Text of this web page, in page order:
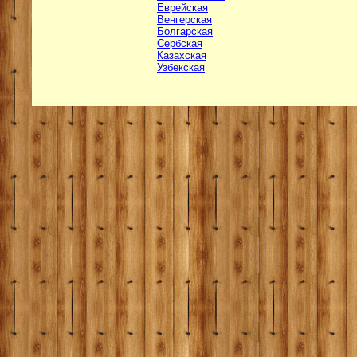
Еврейская
Венгерская
Болгарская
Сербская
Казахская
Узбекская